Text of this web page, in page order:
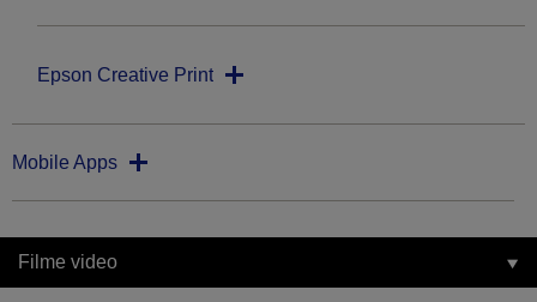
Epson Creative Print
Mobile Apps
Filme video